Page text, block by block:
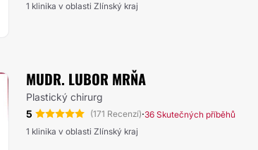
1 klinika v oblasti Zlínský kraj
MUDR. LUBOR MRŇA
Plastický chirurg
5
(171 Recenzí)·36 Skutečných příběhů
1 klinika v oblasti Zlínský kraj